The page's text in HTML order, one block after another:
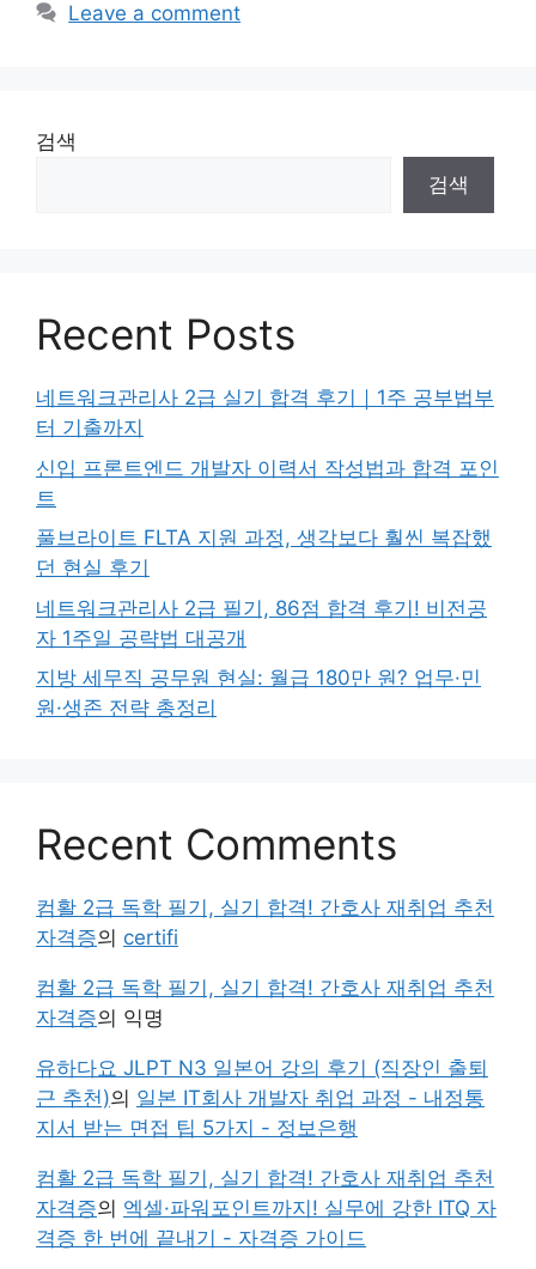
Leave a comment
검색
검색
Recent Posts
네트워크관리사 2급 실기 합격 후기｜1주 공부법부
터 기출까지
신입 프론트엔드 개발자 이력서 작성법과 합격 포인
트
풀브라이트 FLTA 지원 과정, 생각보다 훨씬 복잡했
던 현실 후기
네트워크관리사 2급 필기, 86점 합격 후기! 비전공
자 1주일 공략법 대공개
지방 세무직 공무원 현실: 월급 180만 원? 업무·민
원·생존 전략 총정리
Recent Comments
컴활 2급 독학 필기, 실기 합격! 간호사 재취업 추천
자격증의 certifi
컴활 2급 독학 필기, 실기 합격! 간호사 재취업 추천
자격증의 익명
유하다요 JLPT N3 일본어 강의 후기 (직장인 출퇴
근 추천)의 일본 IT회사 개발자 취업 과정 - 내정통
지서 받는 면접 팁 5가지 - 정보은행
컴활 2급 독학 필기, 실기 합격! 간호사 재취업 추천
자격증의 엑셀·파워포인트까지! 실무에 강한 ITQ 자
격증 한 번에 끝내기 - 자격증 가이드